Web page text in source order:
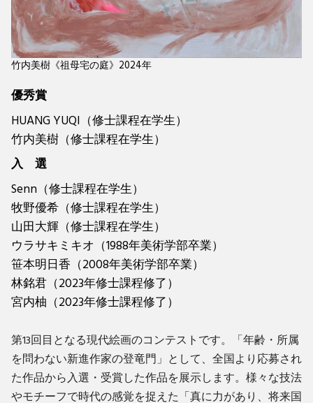
竹内美樹《祖母宅の庭》2024年
優秀賞
HUANG YUQI（修士課程在学生）
竹内美樹（修士課程在学生）
入 選
Senn（修士課程在学生）
牧野優希（修士課程在学生）
山田大輝（修士課程在学生）
ウラサキミキオ（1988年美術学部卒業）
笹本明日香（2008年美術学部卒業）
林銘君（2023年修士課程修了）
宮内柚（2023年修士課程修了）
第13回目となる現代絵画のコンテストです。「年齢・所属
を問わない新進作家の登竜門」として、全国より応募され
た作品から入選・受賞した作品を展示します。様々な技法
やモチーフで時代の感覚を捉えた「真に力があり、将来国